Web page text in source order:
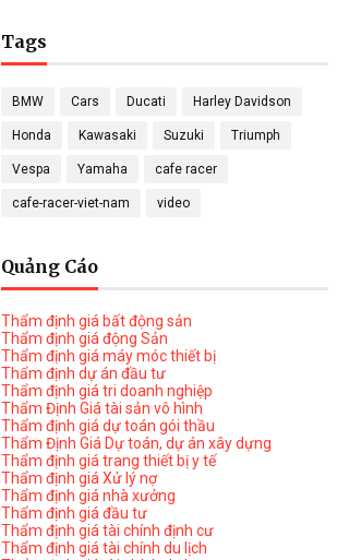
Tags
BMW Cars Ducati Harley Davidson
Honda Kawasaki Suzuki Triumph
Vespa Yamaha cafe racer
cafe-racer-viet-nam video
Quảng Cáo
Thẩm định giá bất động sản
Thẩm định giá động Sản
Thẩm định giá máy móc thiết bị
Thẩm định dự án đầu tư
Thẩm định giá tri doanh nghiệp
Thẩm Định Giá tài sản vô hình
Thẩm định giá dự toán gói thầu
Thẩm Định Giá Dự toán, dự án xây dựng
Thẩm định giá trang thiết bị y tế
Thẩm định giá Xử lý nợ
Thẩm định giá nhà xưởng
Thẩm định giá đầu tư
Thẩm định giá tài chính định cư
Thẩm định giá tài chính du lịch